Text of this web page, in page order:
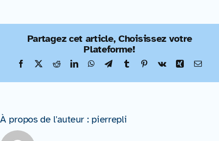
Partagez cet article, Choisissez votre
Plateforme!
Facebook RedditLinkedInWhatsApp
TelegramTumblr Pinterest
Vk Xing
À propos de l'auteur : pierrepli